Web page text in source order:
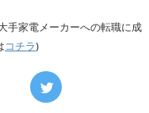
手家電メーカーへの転職に成
コチラ)